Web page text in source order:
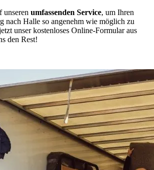
unseren umfassenden Service, um Ihren
nach Halle so angenehm wie möglich zu
unser kostenloses Online-Formular aus
den Rest!